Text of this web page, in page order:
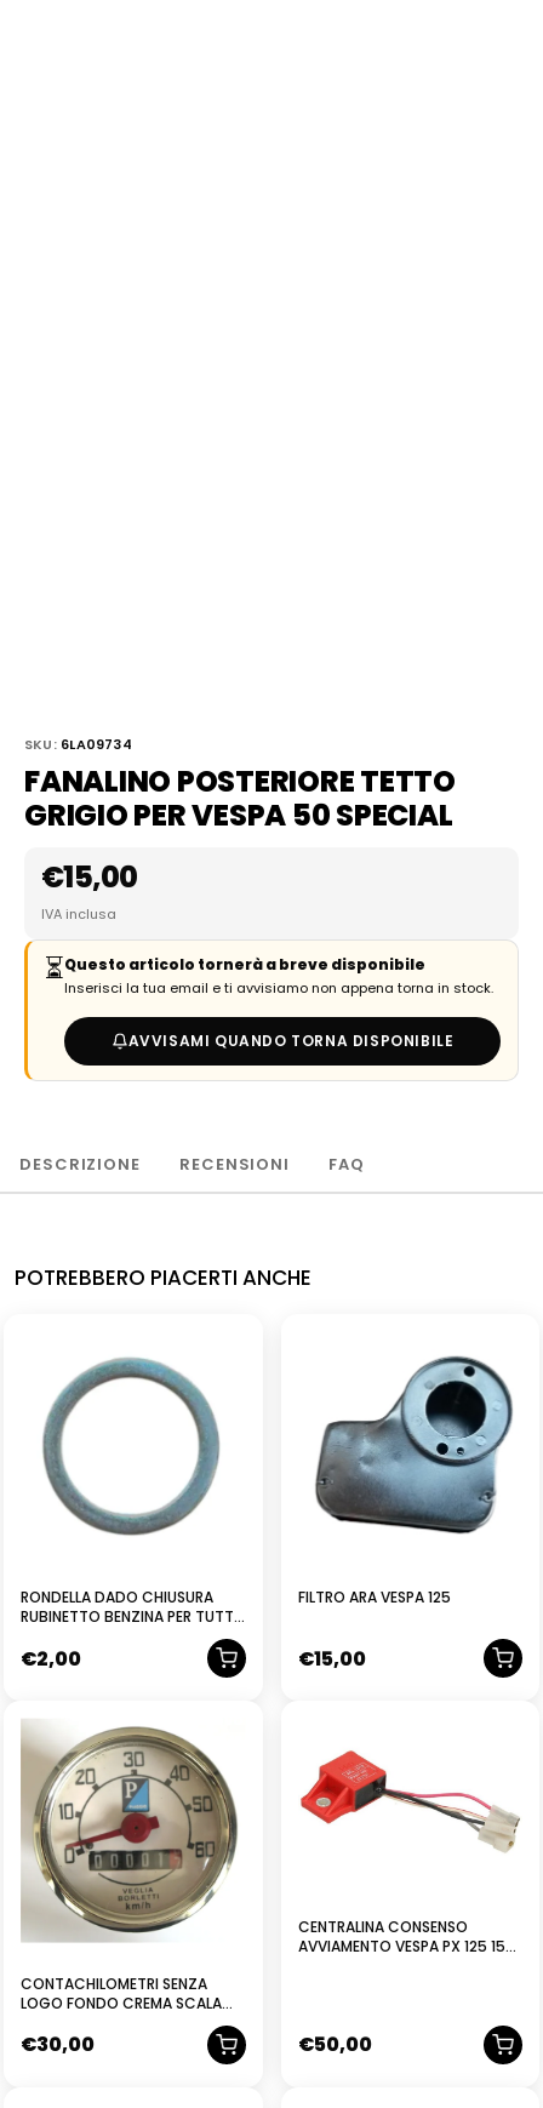
SKU: 6LA09734
FANALINO POSTERIORE TETTO
GRIGIO PER VESPA 50 SPECIAL
€15,00
IVA inclusa
⏳Questo articolo tornerà a breve disponibile
Inserisci la tua email e ti avvisiamo non appena torna in stock.
AVVISAMI QUANDO TORNA DISPONIBILE
DESCRIZIONE RECENSIONI FAQ
POTREBBERO PIACERTI ANCHE
RONDELLA DADO CHIUSURA
RUBINETTO BENZINA PER TUTTI I
MODELLI DI VESPA – PIAGGIO
6067
€2,00
FILTRO ARA VESPA 125
€15,00
CONTACHILOMETRI SENZA
LOGO FONDO CREMA SCALA
€30,00
CENTRALINA CONSENSO
AVVIAMENTO VESPA PX 125 150
€50,00